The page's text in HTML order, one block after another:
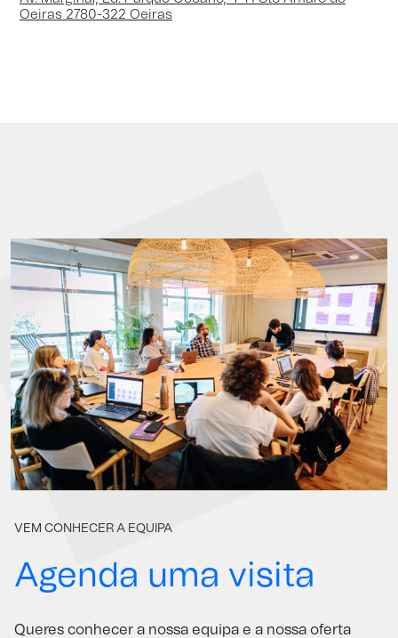
Oeiras 2780-322 Oeiras
VEM CONHECER A EQUIPA
Agenda uma visita
Queres conhecer a nossa equipa e a nossa oferta